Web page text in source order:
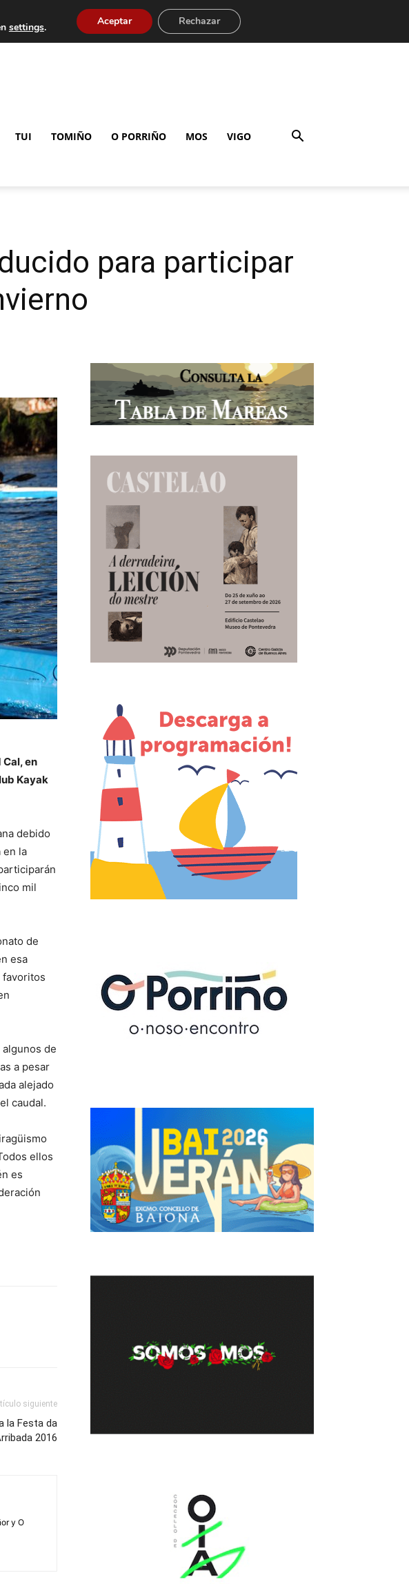
TUI TOMIÑO O PORRIÑO MOS VIGO
para participar
en
Kayak
debido
en la
mil
de
esa
favoritos
algunos de
a pesar
alejado
caudal.
ellos
es
siguiente
la Festa da
2016
y O
settings. Aceptar Rechazar